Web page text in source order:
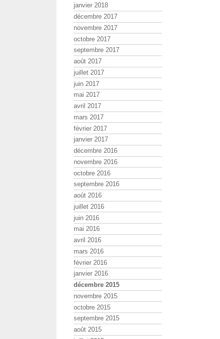
janvier 2018
décembre 2017
novembre 2017
octobre 2017
septembre 2017
août 2017
juillet 2017
juin 2017
mai 2017
avril 2017
mars 2017
février 2017
janvier 2017
décembre 2016
novembre 2016
octobre 2016
septembre 2016
août 2016
juillet 2016
juin 2016
mai 2016
avril 2016
mars 2016
février 2016
janvier 2016
décembre 2015
novembre 2015
octobre 2015
septembre 2015
août 2015